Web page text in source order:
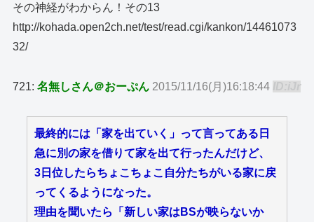
その神経がわからん！その13
http://kohada.open2ch.net/test/read.cgi/kankon/14461073
32/
721:名無しさん＠おーぷん 2015/11/16(月)16:18:44 ID:iJr
最終的には「家を出ていく」って言ってある日
急に別の家を借りて家を出て行ったんだけど、
3日位したらちょこちょこ自分たちがいる家に戻
ってくるようになった。
理由を聞いたら「新しい家はBSが映らないか